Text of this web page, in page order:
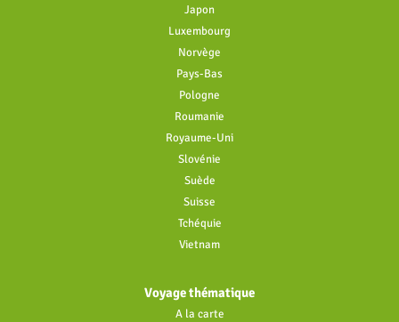
Japon
Luxembourg
Norvège
Pays-Bas
Pologne
Roumanie
Royaume-Uni
Slovénie
Suède
Suisse
Tchéquie
Vietnam
Voyage thématique
A la carte